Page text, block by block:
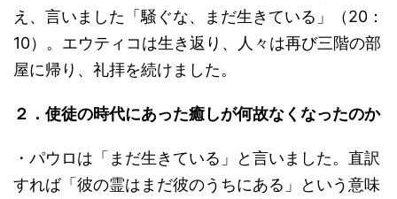
え、言いました「騒ぐな、まだ生きている」（20：
10）。エウティコは生き返り、人々は再び三階の部
屋に帰り、礼拝を続けました。
２．使徒の時代にあった癒しが何故なくなったのか
・パウロは「まだ生きている」と言いました。直訳
すれば「彼の霊はまだ彼のうちにある」という意味